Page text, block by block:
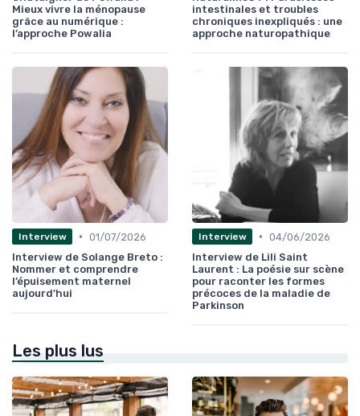
Mieux vivre la ménopause
grâce au numérique :
l’approche Powalia
intestinales et troubles
chroniques inexpliqués : une
approche naturopathique
Interview • 01/07/2026
Interview de Solange Breto :
Nommer et comprendre
l’épuisement maternel
aujourd’hui
Interview • 04/06/2026
Interview de Lili Saint
Laurent : La poésie sur scène
pour raconter les formes
précoces de la maladie de
Parkinson
Les plus lus